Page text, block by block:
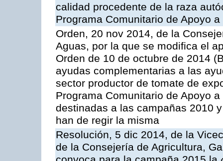
calidad procedente de la raza
Programa Comunitario de Apoyo
Orden, 20 nov 2014, de la
Aguas, por la que se modifica el
Orden de 10 de octubre de 2014
ayudas complementarias a las
sector productor de tomate de
Programa Comunitario de Apoyo
destinadas a las campañas 2010
han de regir la misma
Resolución, 5 dic 2014, de la
de la Consejería de Agricultura,